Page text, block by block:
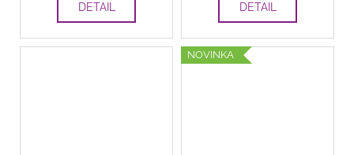
DETAIL DETAIL
NOVINKA